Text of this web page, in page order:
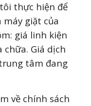
thực hiện để
máy giặt của
giá linh kiện
chữa. Giá dịch
tâm đang
về chính sách